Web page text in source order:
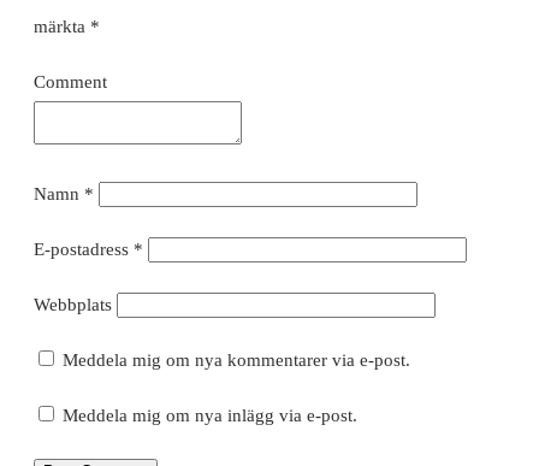
märkta *
Comment
Namn *
E-postadress *
Webbplats
Meddela mig om nya kommentarer via e-post.
Meddela mig om nya inlägg via e-post.